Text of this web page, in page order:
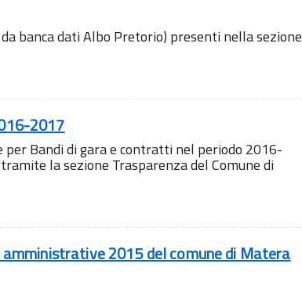
banca dati Albo Pretorio) presenti nella sezione
2017
Bandi di gara e contratti nel periodo 2016-
la sezione Trasparenza del Comune di
2015 del comune di Matera